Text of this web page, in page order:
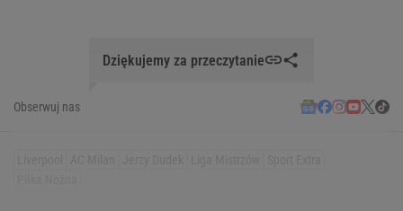
Dziękujemy za przeczytanie
Obserwuj nas